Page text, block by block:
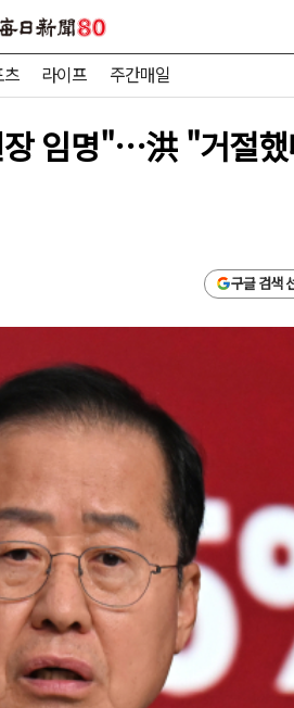
라이프 주간매일
장 임명"…洪 "거절
구글 검색